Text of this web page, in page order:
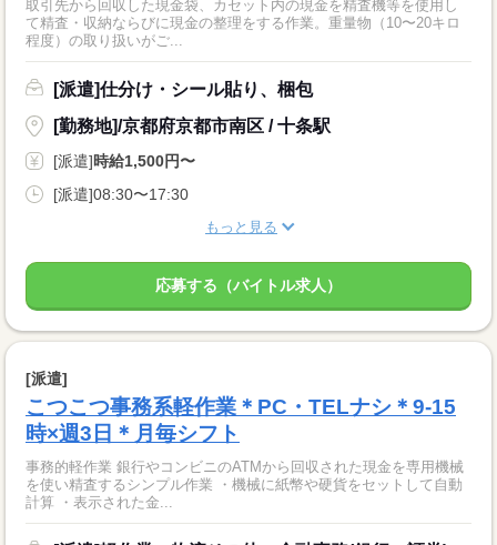
取引先から回収した現金袋、カセット内の現金を精査機等を使用し
て精査・収納ならびに現金の整理をする作業。重量物（10〜20キロ
程度）の取り扱いがご...
[派遣]仕分け・シール貼り、梱包
[勤務地]/京都府京都市南区 / 十条駅
[派遣]時給1,500円〜
[派遣]08:30〜17:30
もっと見る
応募する（バイトル求人）
[派遣]
こつこつ事務系軽作業＊PC・TELナシ＊9-15
時×週3日＊月毎シフト
事務的軽作業 銀行やコンビニのATMから回収された現金を専用機械
を使い精査するシンプル作業 ・機械に紙幣や硬貨をセットして自動
計算 ・表示された金...